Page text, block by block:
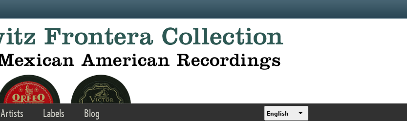
Artists Labels Blog English